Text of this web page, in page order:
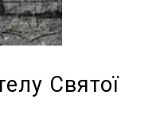
Святої